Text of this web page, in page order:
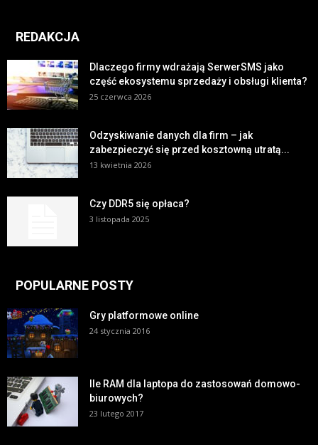
REDAKCJA
Dlaczego firmy wdrażają SerwerSMS jako
część ekosystemu sprzedaży i obsługi klienta?
25 czerwca 2026
Odzyskiwanie danych dla firm – jak
zabezpieczyć się przed kosztowną utratą...
13 kwietnia 2026
Czy DDR5 się opłaca?
3 listopada 2025
POPULARNE POSTY
Gry platformowe online
24 stycznia 2016
Ile RAM dla laptopa do zastosowań domowo-
biurowych?
23 lutego 2017